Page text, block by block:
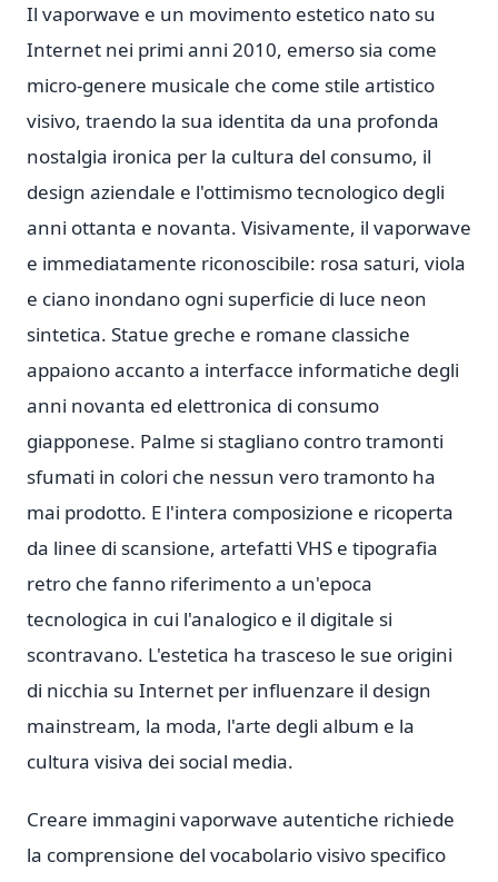
Il vaporwave e un movimento estetico nato su
Internet nei primi anni 2010, emerso sia come
micro-genere musicale che come stile artistico
visivo, traendo la sua identita da una profonda
nostalgia ironica per la cultura del consumo, il
design aziendale e l'ottimismo tecnologico degli
anni ottanta e novanta. Visivamente, il vaporwave
e immediatamente riconoscibile: rosa saturi, viola
e ciano inondano ogni superficie di luce neon
sintetica. Statue greche e romane classiche
appaiono accanto a interfacce informatiche degli
anni novanta ed elettronica di consumo
giapponese. Palme si stagliano contro tramonti
sfumati in colori che nessun vero tramonto ha
mai prodotto. E l'intera composizione e ricoperta
da linee di scansione, artefatti VHS e tipografia
retro che fanno riferimento a un'epoca
tecnologica in cui l'analogico e il digitale si
scontravano. L'estetica ha trasceso le sue origini
di nicchia su Internet per influenzare il design
mainstream, la moda, l'arte degli album e la
cultura visiva dei social media.
Creare immagini vaporwave autentiche richiede
la comprensione del vocabolario visivo specifico